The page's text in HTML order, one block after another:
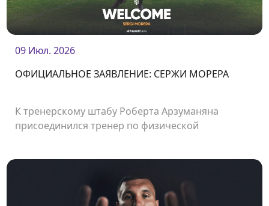
09 Июл. 2026
ОФИЦИАЛЬНОЕ ЗАЯВЛЕНИЕ: СЕРЖИ МОРЕРА
К тренерскому штабу Роберта Арзуманяна
присоединился тренер по физической